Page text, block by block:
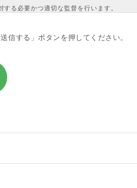
る必要かつ適切な監督を行います。
信する」ボタンを押してください。